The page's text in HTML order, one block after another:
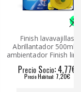
24H
Finish lavavajillas
Abrillantador 500ml +
ambientador Finish limón
recioSocio: 4,77€
recioHabitual: 7,20€